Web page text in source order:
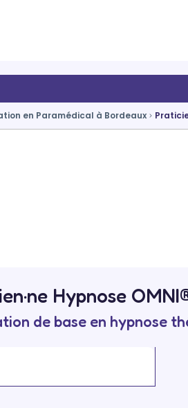
en Paramédical à Bordeaux
Hypnose
de base en hypnose